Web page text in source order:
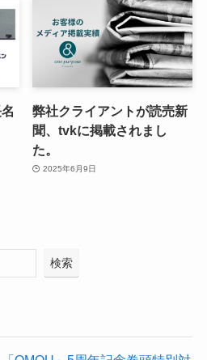
弊社クライアントが読売新
聞、tvkに掲載されまし
た。
2025年6月9日
検索